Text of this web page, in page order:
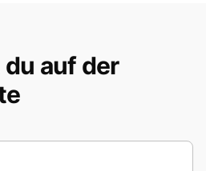
auf der